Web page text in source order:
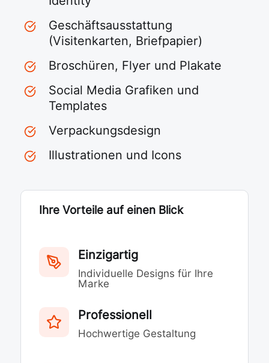
Geschäftsausstattung
(Visitenkarten, Briefpapier)
Broschüren, Flyer und Plakate
Social Media Grafiken und
Templates
Verpackungsdesign
Illustrationen und Icons
Ihre Vorteile auf einen Blick
Einzigartig
Individuelle Designs für Ihre
Marke
Professionell
Hochwertige Gestaltung